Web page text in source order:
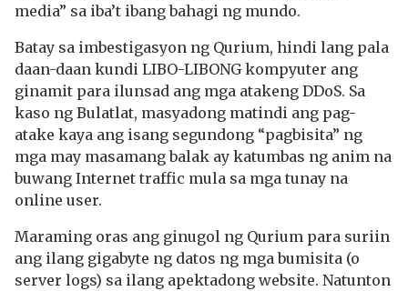
media” sa iba’t ibang bahagi ng mundo.
Batay sa imbestigasyon ng Qurium, hindi lang pala
daan-daan kundi LIBO-LIBONG kompyuter ang
ginamit para ilunsad ang mga atakeng DDoS. Sa
kaso ng Bulatlat, masyadong matindi ang pag-
atake kaya ang isang segundong “pagbisita” ng
mga may masamang balak ay katumbas ng anim na
buwang Internet traffic mula sa mga tunay na
online user.
Maraming oras ang ginugol ng Qurium para suriin
ang ilang gigabyte ng datos ng mga bumisita (o
server logs) sa ilang apektadong website. Natunton